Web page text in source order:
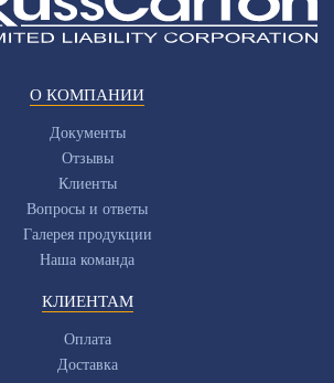
О КОМПАНИИ
Документы
Отзывы
Клиенты
Вопросы и ответы
Галерея продукции
Наша команда
КЛИЕНТАМ
Оплата
Доставка